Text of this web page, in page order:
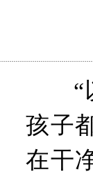
“以
孩子
在干